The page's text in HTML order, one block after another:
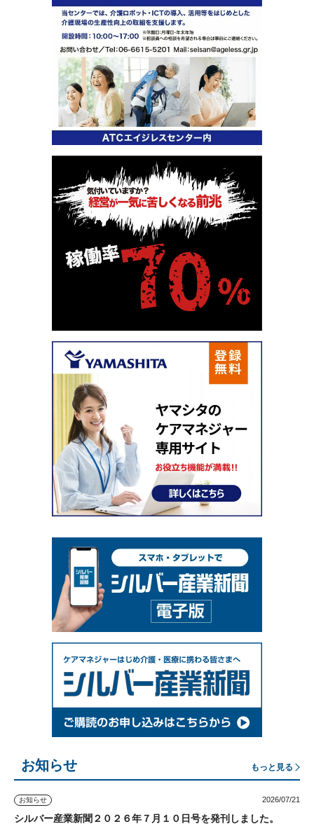
お知らせ もっと見る
お知らせ 2026/07/21
シルバー産業新聞２０２６年７月１０日号を発刊しました。